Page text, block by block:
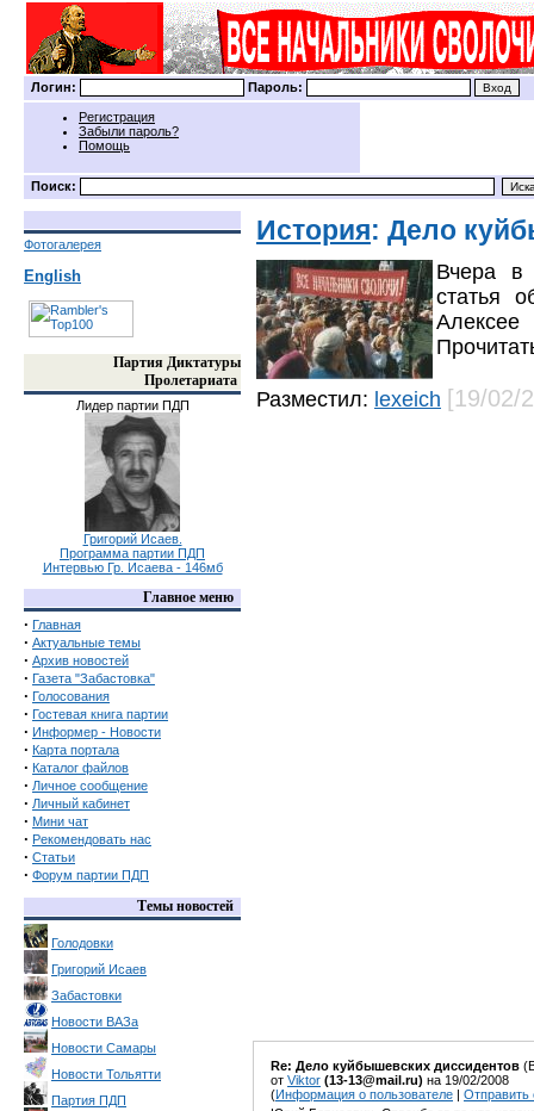
Логин: Пароль:
Регистрация
Забыли пароль?
Помощь
Поиск:
Фотогалерея
English
Партия Диктатуры
Пролетариата
Лидер партии ПДП
Григорий Исаев.
Программа партии ПДП
Интервью Гр. Исаева - 146мб
Главное меню
· Главная
· Актуальные темы
· Архив новостей
· Газета "Забастовка"
· Голосования
· Гостевая книга партии
· Информер - Новости
· Карта портала
· Каталог файлов
· Личное сообщение
· Личный кабинет
· Мини чат
· Рекомендовать нас
· Статьи
· Форум партии ПДП
Темы новостей
Голодовки
Григорий Исаев
Забастовки
Новости ВАЗа
Новости Самары
Новости Тольятти
Партия ПДП
История: Дело
Вчера в
статья
Разместил: lexeich [19/02/
Re: Дело куйбышевских диссидентов
от Viktor (13-13@mail.ru) на 19/02/2008
(Информация о пользователе | Отправить